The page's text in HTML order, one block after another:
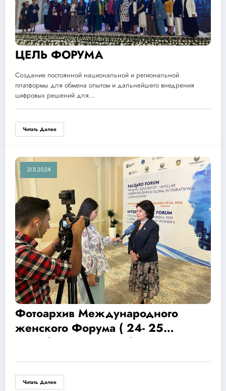
ЦЕЛЬ ФОРУМА
Создание постоянной национальной и региональной
платформы для обмена опытом и дальнейшего внедрения
цифровых решений для…
Читать Далее
21.11.2024
Фотоархив Международного
женского Форума ( 24- 25
сентября 2024 года )
Читать Далее